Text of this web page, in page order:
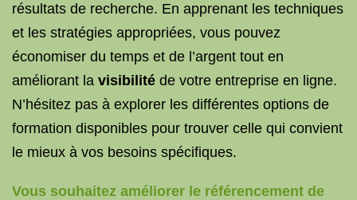
résultats de recherche. En apprenant les techniques
et les stratégies appropriées, vous pouvez
économiser du temps et de l’argent tout en
améliorant la visibilité de votre entreprise en ligne.
N’hésitez pas à explorer les différentes options de
formation disponibles pour trouver celle qui convient
le mieux à vos besoins spécifiques.
Vous souhaitez améliorer le référencement de